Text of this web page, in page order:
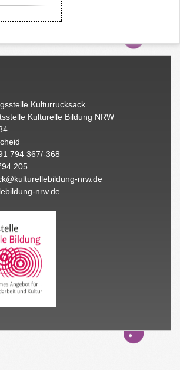
Kulturrucksack
Kulturelle Bildung NRW
794 367/-368
205
nrw.de
nrw.de